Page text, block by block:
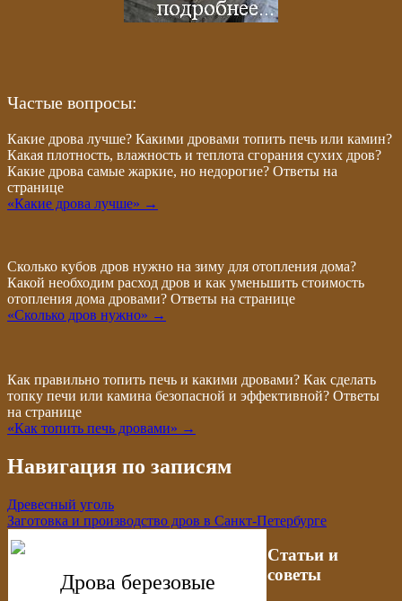
Частые вопросы:
Какие дрова лучше? Какими дровами топить печь или камин?
Какая плотность, влажность и теплота сгорания сухих дров?
Какие дрова самые жаркие, но недорогие? Ответы на
странице
«Какие дрова лучше» →
Сколько кубов дров нужно на зиму для отопления дома?
Какой необходим расход дров и как уменьшить стоимость
отопления дома дровами? Ответы на странице
«Сколько дров нужно» →
Как правильно топить печь и какими дровами? Как сделать
топку печи или камина безопасной и эффективной? Ответы
на странице
«Как топить печь дровами» →
Навигация по записям
Древесный уголь
Заготовка и производство дров в Санкт-Петербурге
Дрова березовые
Статьи и
советы